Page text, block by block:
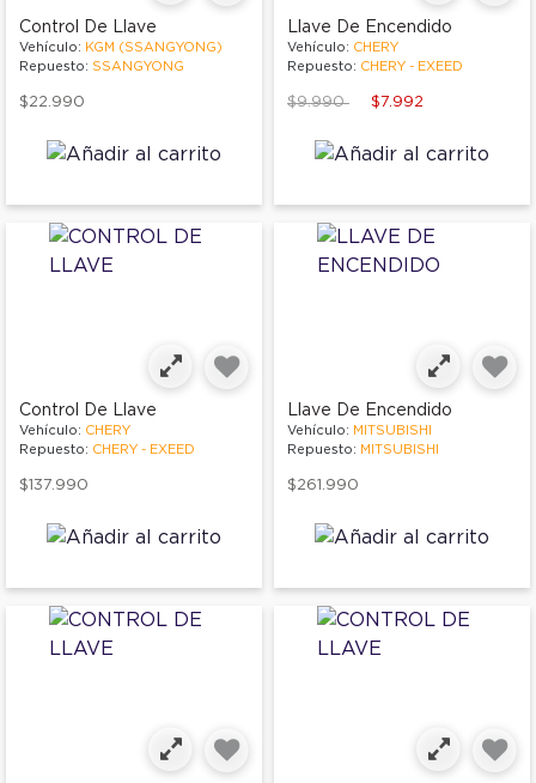
Control De Llave
Vehículo: KGM (SSANGYONG)
Repuesto: SSANGYONG
$22.990
Llave De Encendido
Vehículo: CHERY
Repuesto: CHERY - EXEED
Price reduced from
$9.990to $7.992
Control De Llave
Vehículo: CHERY
Repuesto: CHERY - EXEED
$137.990
Llave De Encendido
Vehículo: MITSUBISHI
Repuesto: MITSUBISHI
$261.990